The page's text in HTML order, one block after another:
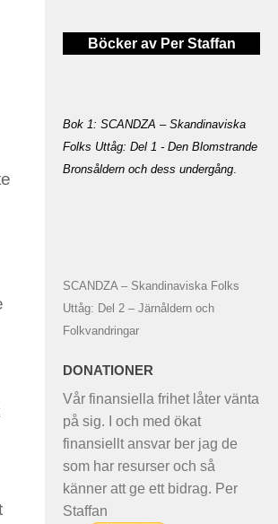
Böcker av Per Staffan
Bok 1: SCANDZA – Skandinaviska
Folks Uttåg: Del 1 - Den Blomstrande
Bronsåldern och dess undergång.
SCANDZA – Skandinaviska Folks
Uttåg: Del 2 – Järnåldern och
Folkvandringar
DONATIONER
Vår finansiella frihet låter vänta
på sig. I och med ökat
finansiellt ansvar ber jag de
som har resurser och så
känner att ge ett bidrag. Per
Staffan